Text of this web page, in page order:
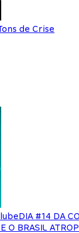
de Crise
DIA #14 DA
BRASIL